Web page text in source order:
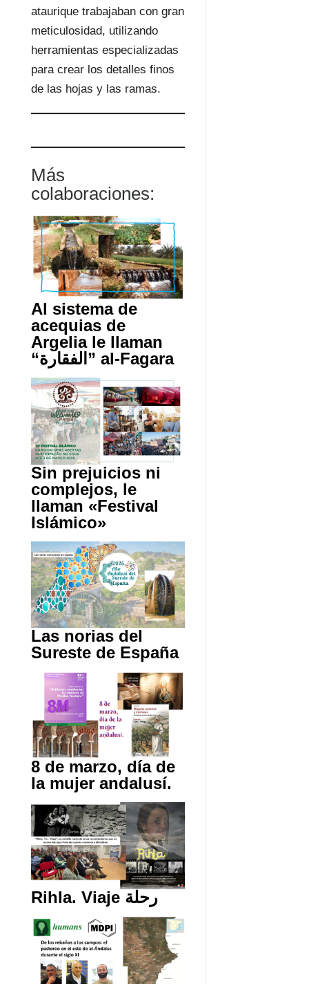
ataurique trabajaban con gran
meticulosidad, utilizando
herramientas especializadas
para crear los detalles finos
de las hojas y las ramas.
Más
colaboraciones:
Al sistema de
acequias de
Argelia le llaman
“الفقارة” al-Fagara
Sin prejuicios ni
complejos, le
llaman «Festival
Islámico»
Las norias del
Sureste de España
8 de marzo, día de
la mujer andalusí.
Rihla. Viaje رحلة